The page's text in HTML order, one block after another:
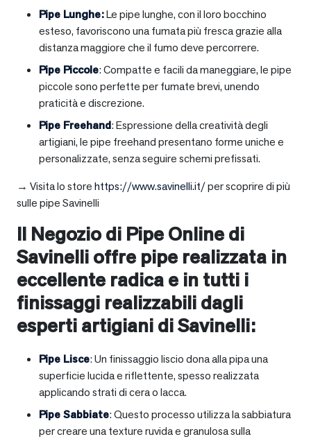
Pipe Lunghe:Le pipe lunghe, con il loro bocchino
esteso, favoriscono una fumata più fresca grazie alla
distanza maggiore che il fumo deve percorrere.
Pipe Piccole: Compatte e facili da maneggiare, le pipe
piccole sono perfette per fumate brevi, unendo
praticità e discrezione.
Pipe Freehand: Espressione della creatività degli
artigiani, le pipe freehand presentano forme uniche e
personalizzate, senza seguire schemi prefissati.
→ Visita lo storehttps://www.savinelli.it/per scoprire di più
sulle pipe Savinelli
Il Negozio di Pipe Online di
Savinelli offre pipe realizzata in
eccellente radica e in tutti i
finissaggi realizzabili dagli
esperti artigiani di Savinelli:
Pipe Lisce: Un finissaggio liscio dona alla pipa una
superficie lucida e riflettente, spesso realizzata
applicando strati di cera o lacca.
Pipe Sabbiate: Questo processo utilizza la sabbiatura
per creare una texture ruvida e granulosa sulla